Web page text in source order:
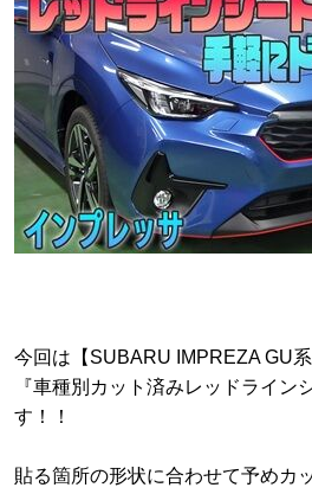
今回は【SUBARU IMPREZA GU
『車種別カット済みレッドライン
す！！
貼る箇所の形状に合わせて予めカ